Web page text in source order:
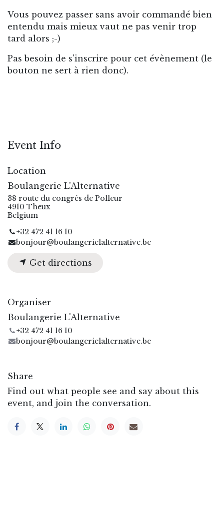
Vous pouvez passer sans avoir commandé bien
entendu mais mieux vaut ne pas venir trop
tard alors ;-)
Pas besoin de s'inscrire pour cet évènement (le
bouton ne sert à rien donc).
Event Info
Location
Boulangerie L'Alternative
38 route du congrès de Polleur
4910 Theux
Belgium
+32 472 41 16 10
bonjour@boulangerielalternative.be
Get directions
Organiser
Boulangerie L'Alternative
+32 472 41 16 10
bonjour@boulangerielalternative.be
Share
Find out what people see and say about this
event, and join the conversation.